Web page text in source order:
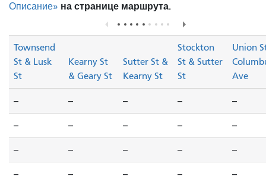
Описание» на странице маршрута.
Townsend
St & Lusk
St
Kearny St
& Geary St
Sutter St &
Kearny St
Stockton
St & Sutter
St
Union
Ave
-- -- -- -- --
-- -- -- -- --
-- -- -- -- --
-- -- -- -- --